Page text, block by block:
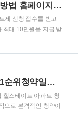
자동차 탄소포인트제 신청 방법 홈페이지 누리집 안내
제 신청 접수를 받고
최대 10만원을 지급 받
신청하는 방법을 알
바꾸어 에너지를 절약
안전한 운전방법)을
법
먼저 공식 홈페
차 탄소포인트제 자
초월역 힐스테이트 분양가 1순위청약일정 전매가능
힐스테이트 아파트 청
으로 본격적인 청약이
3,130만원으로 주변